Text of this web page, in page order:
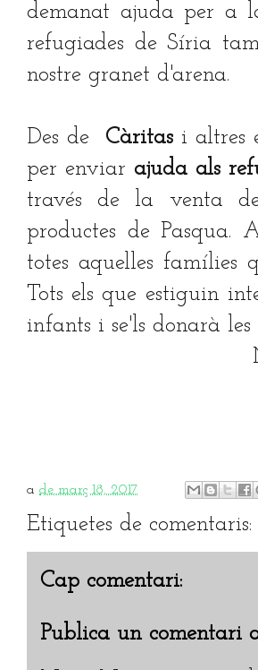
demanat ajuda per a
refugiades de Síria
nostre granet d'arena.
Des de Càritas i altres
per enviar ajuda als
través de la venta
productes de Pasqua.
totes aquelles
Tots els que estiguin
infants i se'ls donarà
a de març 18, 2017
Etiquetes de comentaris:
Cap comentari:
Publica un comentari